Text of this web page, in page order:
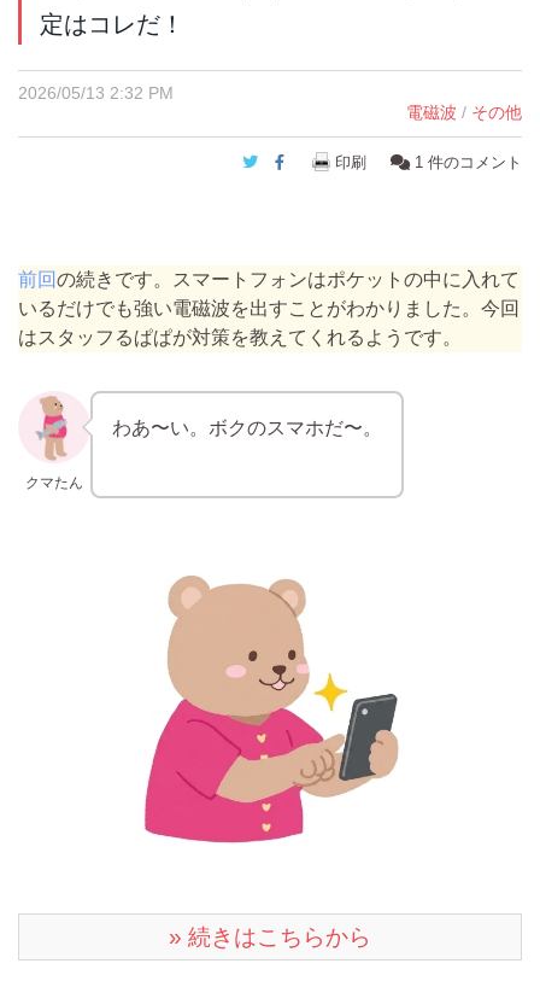
定はコレだ！
2026/05/13 2:32 PM
電磁波 / その他
Twitter
Facebook
印刷 1 件のコメント
前回の続きです。スマートフォンはポケットの中に入れて
いるだけでも強い電磁波を出すことがわかりました。今回
はスタッフるぱぱが対策を教えてくれるようです。
クマたん
わあ〜い。ボクのスマホだ〜。
» 続きはこちらから